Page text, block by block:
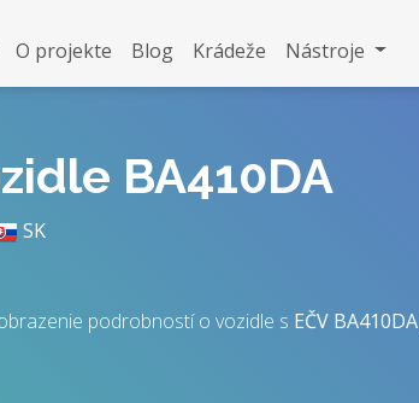
O projekte Blog Krádeže Nástroje
BA410DA
SK
podrobností o vozidle s EČV BA410DA